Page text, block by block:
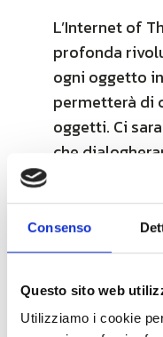
Consenso
Questo sito web
Utilizziamo i cookie
L’Internet of
profonda
ogni oggetto
permetterà di
oggetti. Ci
che
intelligenza
più disparati
L’Internet of
intelligente e gli
altri oggetti. Ci